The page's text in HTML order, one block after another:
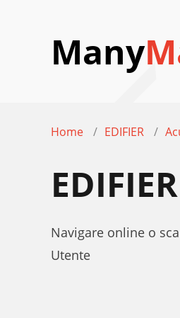
Many
Home EDIFIER
Navigare online o
Utente